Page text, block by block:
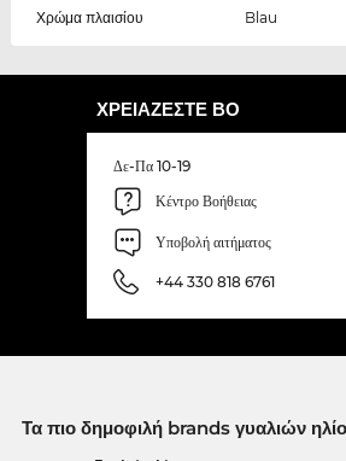
Χρώμα πλαισίου
Blau
ΧΡΕΙΆΖΕΣΤΕ ΒΟ
Δε-Πα 10-19
Κέντρο Βοήθειας
Υποβολή αιτήματος
+44 330 818 6761
Τα πιο δημοφιλή brands γυαλιών